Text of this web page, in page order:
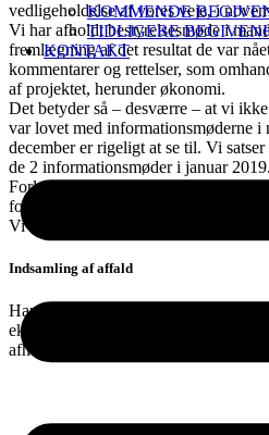
KOMMENDE
TIDLIGERE
KONTAKT
vedligeholdelse af vores veje, i
Vi har afholdt bestyrelsesmøde i
fremlægning af det resultat de var
kommentarer og rettelser, som
af projektet, herunder økonomi.
Det betyder så – desværre – at vi
var lovet med informationsmøderne i
december er rigeligt at se til. Vi
de 2 informationsmøder i januar 2019.
Forlængelsen af de 2
foretages en afstemning på den
Vi skal beklage forsinkelsen
Indsamling af affald
Har du nogle spørgsmål angående
eksempelvis hvilket affald der hentes,
afhentes eller hvor ofte der afhentes?